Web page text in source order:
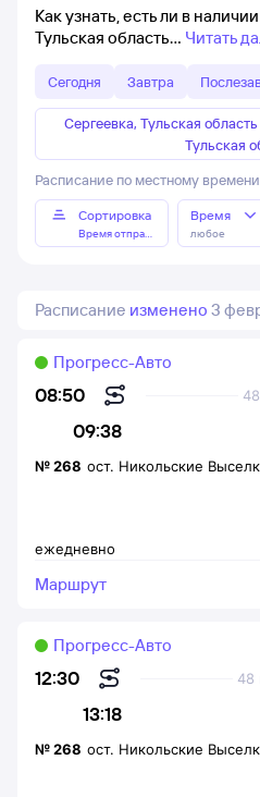
Как узнать, есть ли в
Тульская область
Читать
Сегодня Завтра
Сергеевка, Тульская область
Тульская
Расписание по местному времени
Сортировка
Время отправления
Время
любое
Расписание изменено 3
08:50
09:38
Прогресс-Авто
ежедневно
№268 ост. Никольские
Маршрут
12:30
13:18
48
Прогресс-Авто
№268 ост. Никольские